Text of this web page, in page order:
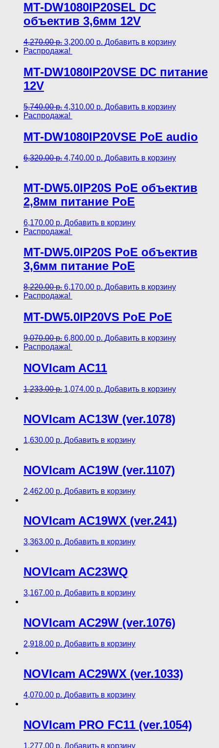
MT-DW1080IP20SEL DC
объектив 3,6мм 12V
4,270.00р. 3,200.00 р. Добавить в корзину
Распродажа!
MT-DW1080IP20VSE DC питание
12V
5,740.00р. 4,310.00 р. Добавить в корзину
Распродажа!
MT-DW1080IP20VSE PoE audio
6,320.00р. 4,740.00 р. Добавить в корзину
MT-DW5.0IP20S PoE объектив
2,8мм питание PoE
6,170.00 р. Добавить в корзину
Распродажа!
MT-DW5.0IP20S PoE объектив
3,6мм питание PoE
8,220.00р. 6,170.00 р. Добавить в корзину
Распродажа!
MT-DW5.0IP20VS PoE PoE
9,070.00р. 6,800.00 р. Добавить в корзину
Распродажа!
NOVIcam AC11
1,233.00р. 1,074.00 р. Добавить в корзину
NOVIcam AC13W (ver.1078)
1,630.00 р. Добавить в корзину
NOVIcam AC19W (ver.1107)
2,462.00 р. Добавить в корзину
NOVIcam AC19WX (ver.241)
3,363.00 р. Добавить в корзину
NOVIcam AC23WQ
3,167.00 р. Добавить в корзину
NOVIcam AC29W (ver.1076)
2,918.00 р. Добавить в корзину
NOVIcam AC29WX (ver.1033)
4,070.00 р. Добавить в корзину
NOVIcam PRO FC11 (ver.1054)
1,277.00 р. Добавить в корзину